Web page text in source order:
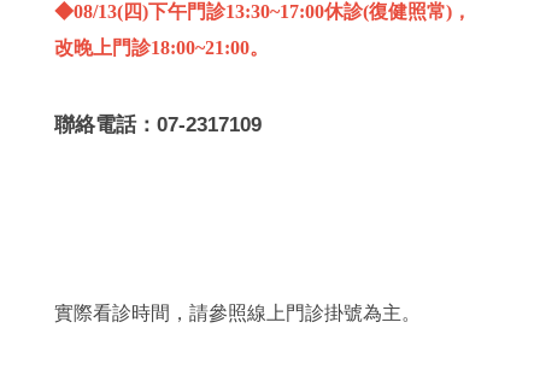
◆08/13(四)下午門診13:30~17:00休診(復健照常)，
改晚上門診18:00~21:00。
聯絡電話：07-2317109
實際看診時間，請參照線上門診掛號為主。